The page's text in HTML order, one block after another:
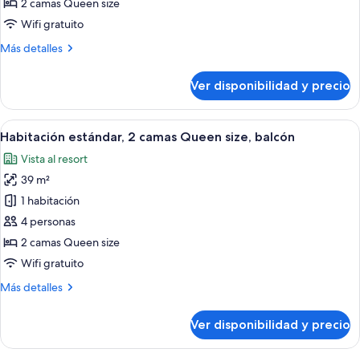
camas
size,
para
personas
discapacitadas
2 camas Queen size
Wifi gratuito
Más detalles
Más
estándar,
camas
size,
con
acceso
para
personas
discapacitadas
Ver disponibilidad y precio
Ver
todas
las
fotos
de
Habitación
estándar,
2
Queen
Habitación de hotel con sofá,
7
Habitación estándar, 2 camas Queen size, balcón
Vista al resort
39 m²
1 habitación
4 personas
2 camas Queen size
Wifi gratuito
Más detalles
Más
estándar,
Ver disponibilidad y precio